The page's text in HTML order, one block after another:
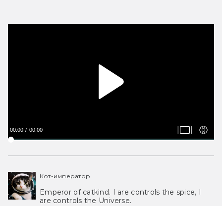
00:00 00:00
Кот-император
Emperor of catkind. I are controls the spice, I
are controls the Universe.